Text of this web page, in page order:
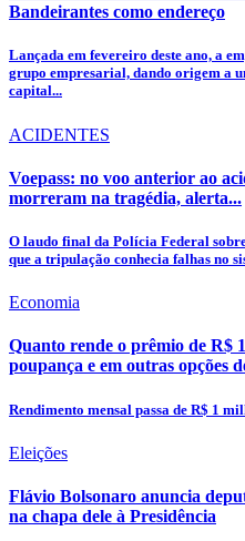
Bandeirantes como endereço
Lançada em fevereiro deste ano, a
grupo empresarial, dando origem a
capital...
ACIDENTES
Voepass: no voo anterior ao
morreram na tragédia, alerta...
O laudo final da Polícia Federal
que a tripulação conhecia falhas no
Economia
Quanto rende o prêmio de R$
poupança e em outras opções
Rendimento mensal passa de R$ 1
Eleições
Flávio Bolsonaro anuncia
na chapa dele à Presidência